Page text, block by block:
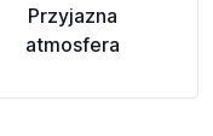
Przyjazna
atmosfera